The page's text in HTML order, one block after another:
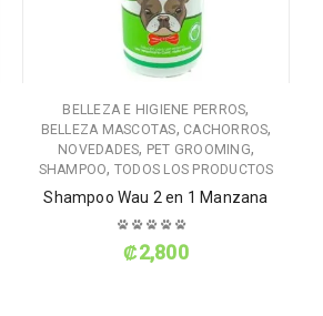
BELLEZA E HIGIENE PERROS,
BELLEZA MASCOTAS, CACHORROS,
NOVEDADES, PET GROOMING,
SHAMPOO, TODOS LOS PRODUCTOS
Shampoo Wau 2 en 1 Manzana
₡2,800